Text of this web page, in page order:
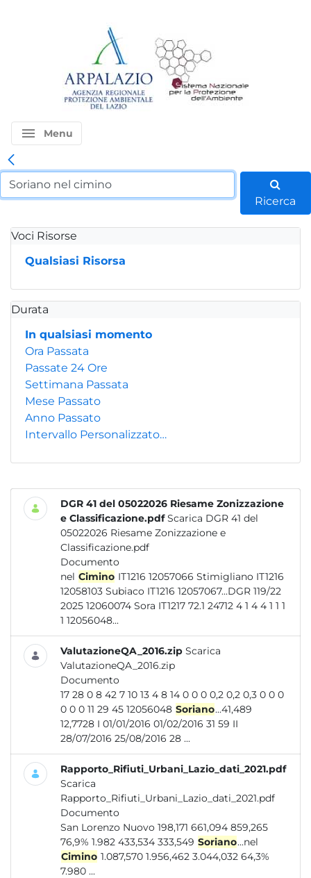
menu Menu
Ricerca
Voci Risorse
Qualsiasi Risorsa
Durata
In qualsiasi momento
Ora Passata
Passate 24 Ore
Settimana Passata
Mese Passato
Anno Passato
Intervallo Personalizzato…
DGR 41 del 05022026 Riesame Zonizzazione
e Classificazione.pdf Scarica DGR 41 del
05022026 Riesame Zonizzazione e
Classificazione.pdf
Documento
nel Cimino
12058103 Subiaco IT1216 12057067...DGR 119/22
2025 12060074 Sora IT1217 72.1 24712 4 1 4 4 1 1 1
1 12056048...
ValutazioneQA_2016.zip Scarica
ValutazioneQA_2016.zip
Documento
17 28 0 8 42 7 10 13 4 8 14 0 0 0 0,2 0,2 0,3 0 0 0
0 0 0 11 29 45 12056048 Soriano...41,489
12,7728 I 01/01/2016 01/02/2016 31 59 II
28/07/2016 25/08/2016 28 ...
Rapporto_Rifiuti_Urbani_Lazio_dati_2021.pdf
Scarica
Rapporto_Rifiuti_Urbani_Lazio_dati_2021.pdf
Documento
San Lorenzo Nuovo 198,171 661,094 859,265
76,9% 1.982 433,534 333,549 Soriano...nel
Cimino 1.087,570 1.956,462 3.044,032 64,3%
7.980 ...